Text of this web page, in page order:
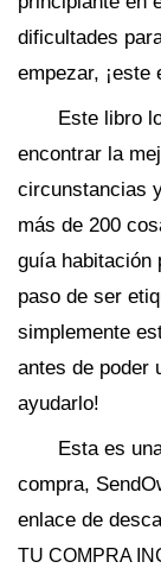
dificultades
empezar, ¡este
Este libro
encontrar la
circunstancias
más de 200
guía habitación
paso de ser
simplemente
antes de poder
ayudarlo!
Esta es
compra,
enlace de
TU COMPRA